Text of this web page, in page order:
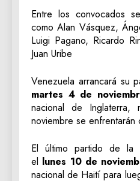
Entre los convocados
como Alan Vásquez,
Luigi Pagano, Ricardo
Juan Uribe
Venezuela arrancará su
martes 4 de
nacional de
noviembre se enfrentarán
El último partido de la
el lunes 10 de
nacional de Haití para